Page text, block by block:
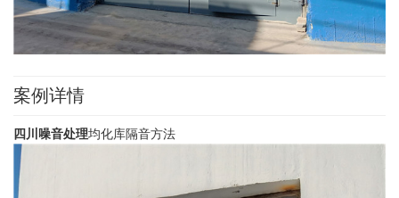
案例详情
四川噪音处理均化库隔音方法